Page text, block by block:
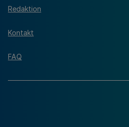
Redaktion
Kontakt
FAQ